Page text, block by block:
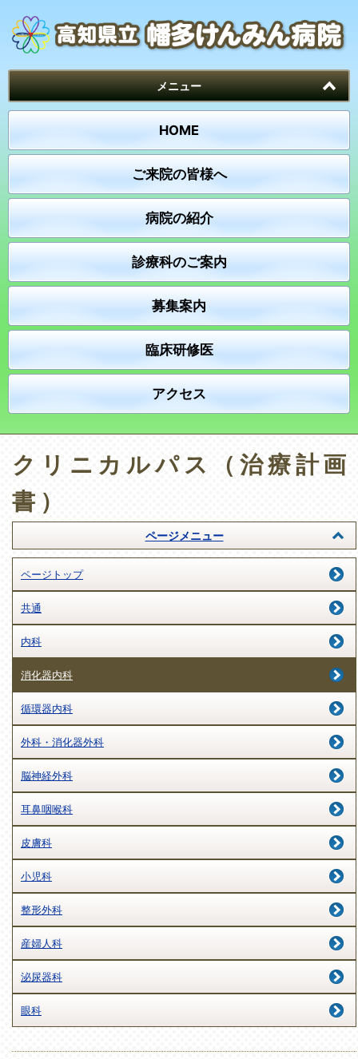
メニュー
HOME
ご来院の皆様へ
病院の紹介
診療科のご案内
募集案内
臨床研修医
アクセス
クリニカルパス（治療計画
書）
ページメニュー
ページトップ
共通
内科
消化器内科
循環器内科
外科・消化器外科
脳神経外科
耳鼻咽喉科
皮膚科
小児科
整形外科
産婦人科
泌尿器科
眼科